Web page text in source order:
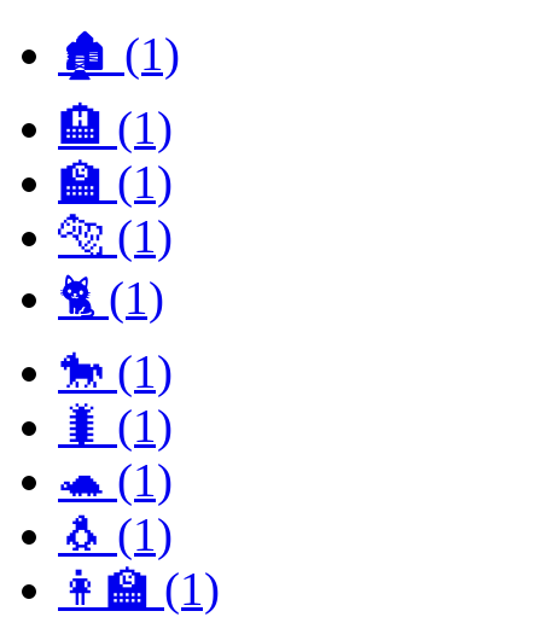
🏚 (1)
🏨 (1)
🏫 (1)
🐅 (1)
🐈 (1)
🐎 (1)
🐛 (1)
🐢 (1)
🐧 (1)
👩‍🏫 (1)